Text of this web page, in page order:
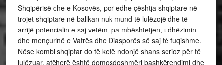
Shqipërisë dhe e Kosovës, por edhe çështja shqiptare në
trojet shqiptare në ballkan nuk mund të lulëzojë dhe të
arrijë potencialin e saj vetëm, pa mbështetjen, udhëzimin
dhe mençurinë e Vatrës dhe Diasporës së saj të fuqishme.
Nëse kombi shqiptar do të ketë ndonjë shans serioz për të
lulëzuar, atëherë është domosdoshmëri bashkërendimi dhe